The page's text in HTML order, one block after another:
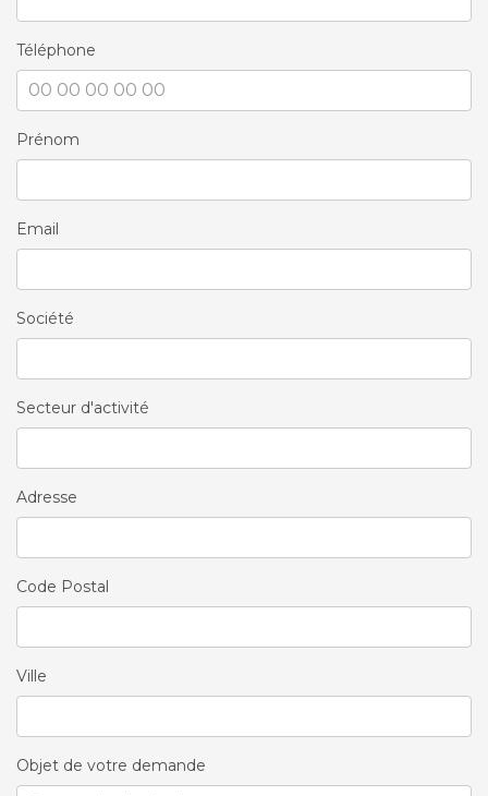
Téléphone
Prénom
Email
Société
Secteur d'activité
Adresse
Code Postal
Ville
Objet de votre demande